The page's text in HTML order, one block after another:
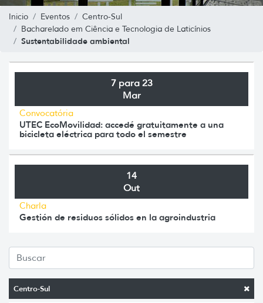
Inicio Eventos
Centro-Sul
Bacharelado em Ciência e Tecnologia de Laticínios
Sustentabilidade ambiental
Centro-Sul
7 para 23
Mar
Convocatória
UTEC EcoMovilidad: accedé gratuitamente a una
bicicleta eléctrica para todo el semestre
14
Out
Charla
Gestión de residuos sólidos en la agroindustria